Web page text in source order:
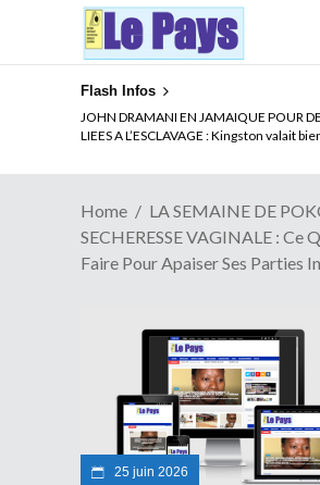
Flash Infos
ELECTION DE TALON A LA TETE DU
Quand Patrice quitte le pouvoir sans
Home
LA SEMAINE DE
SECHERESSE VAGINALE : Ce
Faire Pour Apaiser Ses Parties
25 juin 2026